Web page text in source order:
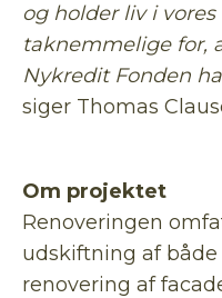
og holder liv i
taknemmelige for,
Nykredit Fonden
siger Thomas
Om projektet
Renoveringen
udskiftning af
renovering af